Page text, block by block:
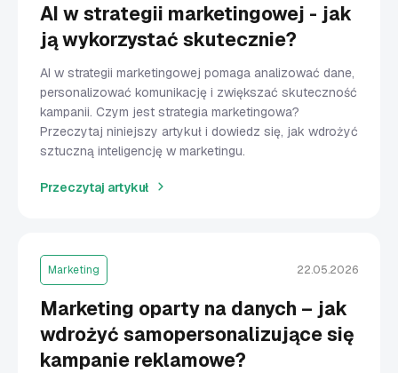
AI w strategii marketingowej - jak
ją wykorzystać skutecznie?
AI w strategii marketingowej pomaga analizować dane,
personalizować komunikację i zwiększać skuteczność
kampanii. Czym jest strategia marketingowa?
Przeczytaj niniejszy artykuł i dowiedz się, jak wdrożyć
sztuczną inteligencję w marketingu.
Przeczytaj artykuł
Marketing 22.05.2026
Marketing oparty na danych – jak
wdrożyć samopersonalizujące się
kampanie reklamowe?